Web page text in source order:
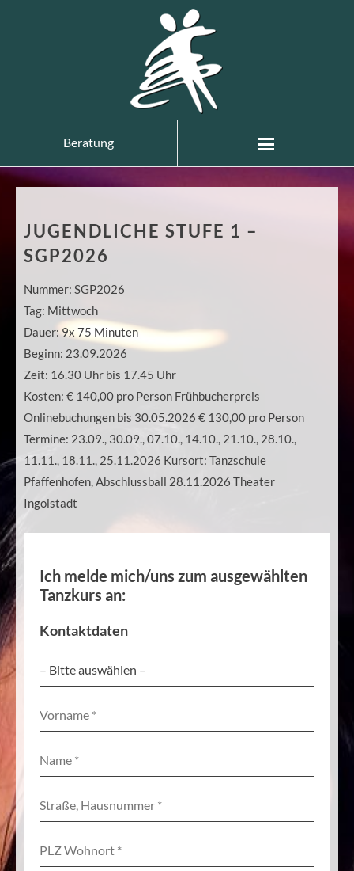
Beratung
JUGENDLICHE STUFE 1 –
SGP2026
Nummer:SGP2026
Tag: Mittwoch
Dauer: 9x 75 Minuten
Beginn: 23.09.2026
Zeit: 16.30 Uhr bis 17.45 Uhr
Kosten:€ 140,00 pro Person Frühbucherpreis
Onlinebuchungen bis 30.05.2026 € 130,00 pro Person
Termine: 23.09., 30.09., 07.10., 14.10., 21.10., 28.10.,
11.11., 18.11., 25.11.2026 Kursort: Tanzschule
Pfaffenhofen, Abschlussball 28.11.2026 Theater
Ingolstadt
Ich melde mich/uns zum ausgewählten
Tanzkurs an:
Kontaktdaten